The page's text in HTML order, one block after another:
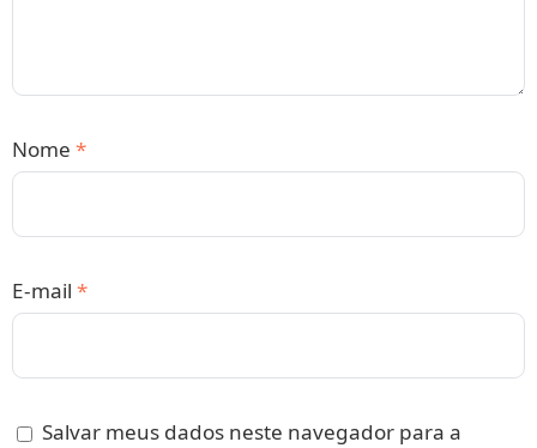
Nome *
E-mail *
Salvar meus dados neste navegador para a